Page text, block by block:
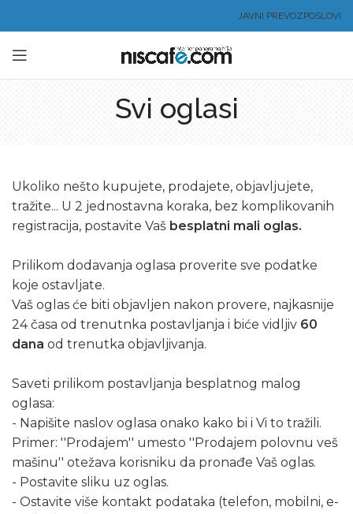
JAVNI PREVOZPOSLOVI
Svi oglasi
Ukoliko nešto kupujete, prodajete, objavljujete,
tražite... U 2 jednostavna koraka, bez komplikovanih
registracija, postavite Vaš besplatni mali oglas.
Prilikom dodavanja oglasa proverite sve podatke
koje ostavljate.
Vaš oglas će biti objavljen nakon provere, najkasnije
24 časa od trenutnka postavljanja i biće vidljiv 60
dana od trenutka objavljivanja.
Saveti prilikom postavljanja besplatnog malog
oglasa:
- Napišite naslov oglasa onako kako bi i Vi to tražili.
Primer: ''Prodajem'' umesto ''Prodajem polovnu veš
mašinu'' otežava korisniku da pronađe Vaš oglas.
- Postavite sliku uz oglas.
- Ostavite više kontakt podataka (telefon, mobilni, e-